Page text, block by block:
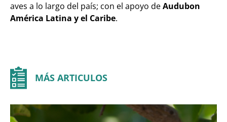
aves a lo largo del país; con el apoyo deAudubon
América Latina y el Caribe.
MÁS ARTICULOS